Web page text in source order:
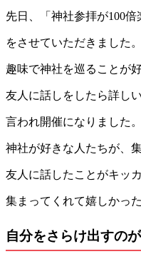
先日、「神社参拝が100
をさせていただきました。
趣味で神社を巡ることが
友人に話しをしたら詳し
言われ開催になりました。
神社が好きな人たちが、
友人に話したことがキッ
集まってくれて嬉しかった
自分をさらけ出すの